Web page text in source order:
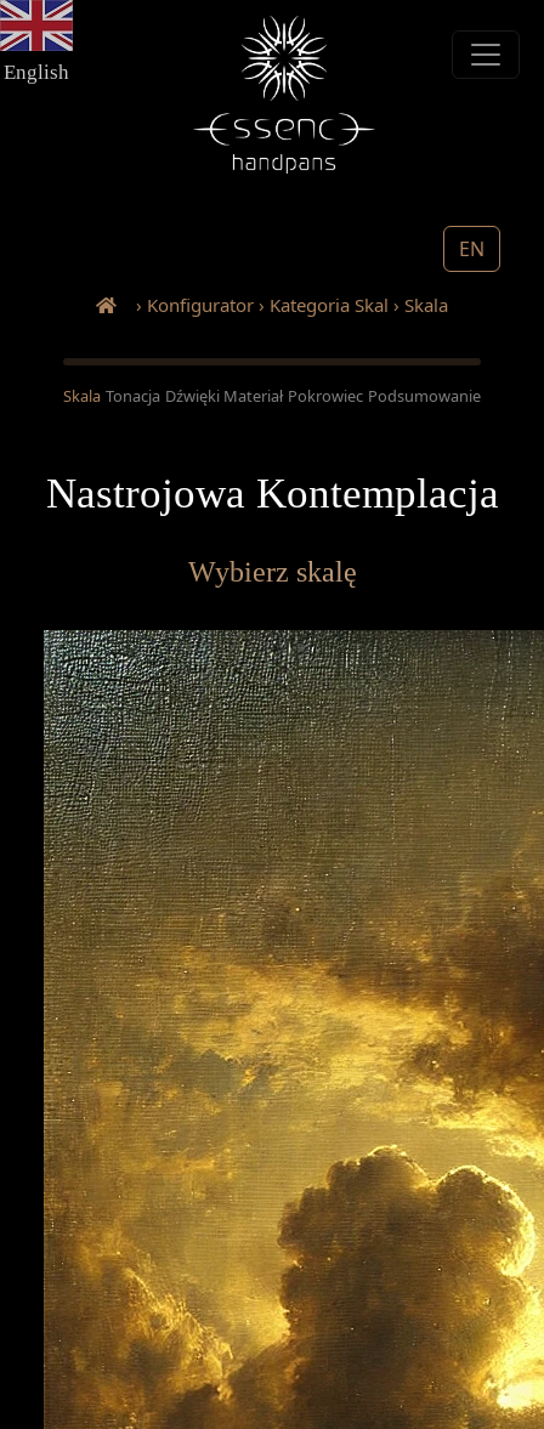
English
EN
› Konfigurator › Kategoria Skal › Skala
Skala Tonacja Dźwięki Materiał Pokrowiec Podsumowanie
Nastrojowa Kontemplacja
Wybierz skalę